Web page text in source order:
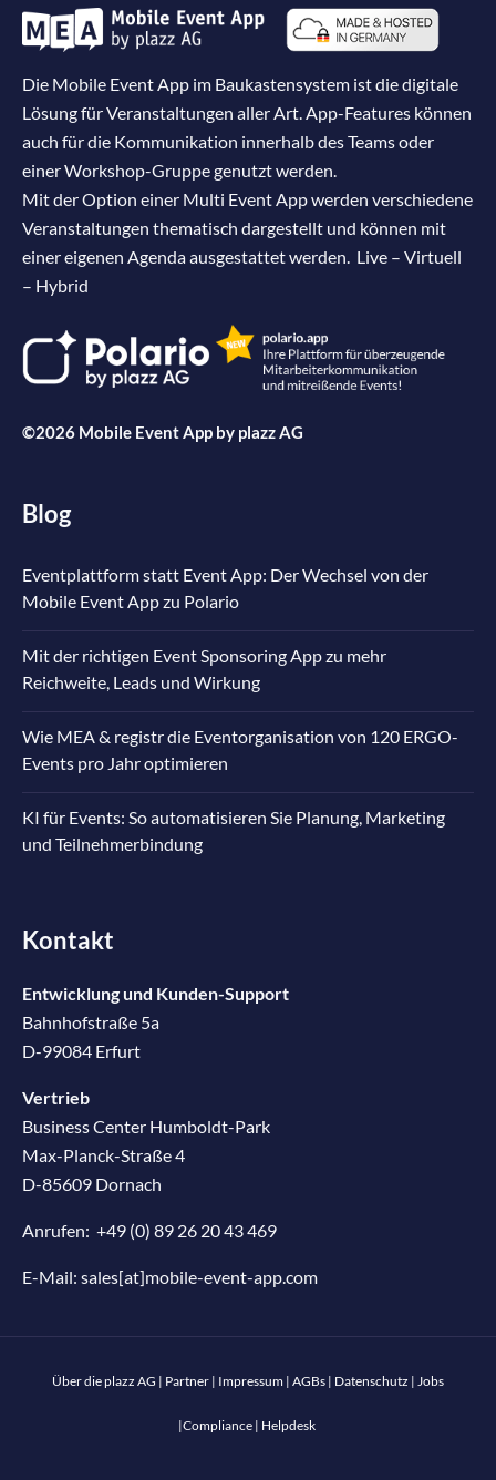
Die Mobile Event App im Baukastensystem ist die digitale
Lösung für Veranstaltungen aller Art. App-Features können
auch für die Kommunikation innerhalb des Teams oder
einer Workshop-Gruppe genutzt werden.
Mit der Option einer Multi Event App werden verschiedene
Veranstaltungen thematisch dargestellt und können mit
einer eigenen Agenda ausgestattet werden. Live – Virtuell
– Hybrid
©2026 Mobile Event App by plazz AG
Blog
Eventplattform statt Event App: Der Wechsel von der
Mobile Event App zu Polario
Mit der richtigen Event Sponsoring App zu mehr
Reichweite, Leads und Wirkung
Wie MEA & registr die Eventorganisation von 120 ERGO-
Events pro Jahr optimieren
KI für Events: So automatisieren Sie Planung, Marketing
und Teilnehmerbindung
Kontakt
Entwicklung und Kunden-Support
Bahnhofstraße 5a
D-99084 Erfurt
Vertrieb
Business Center Humboldt-Park
Max-Planck-Straße 4
D-85609 Dornach
Anrufen: +49 (0) 89 26 20 43 469
E-Mail: sales[at]mobile-event-app.com
Über die plazz AG | Partner | Impressum | AGBs | Datenschutz | Jobs
|Compliance | Helpdesk